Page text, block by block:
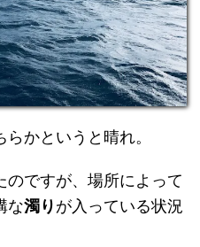
かというと晴れ。
ですが、場所によって
な濁りが入っている状況